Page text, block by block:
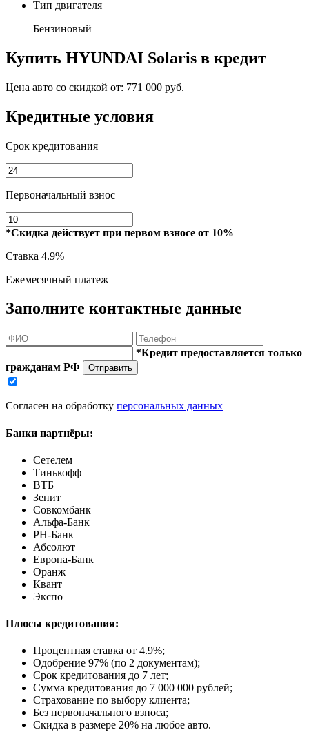
Тип двигателя
Бензиновый
Купить HYUNDAI Solaris в кредит
Цена авто со скидкой от: 771 000 руб.
Кредитные условия
Срок кредитования
Первоначальный взнос
*Скидка действует при первом взносе от 10%
Ставка 4.9%
Ежемесячный платеж
Заполните контактные данные
*Кредит предоставляется только
гражданам РФ
Отправить
Согласен на обработку персональных данных
Банки партнёры:
Сетелем
Тинькофф
ВТБ
Зенит
Совкомбанк
Альфа-Банк
РН-Банк
Абсолют
Европа-Банк
Оранж
Квант
Экспо
Плюсы кредитования:
Процентная ставка от 4.9%;
Одобрение 97% (по 2 документам);
Срок кредитования до 7 лет;
Сумма кредитования до 7 000 000 рублей;
Страхование по выбору клиента;
Без первоначального взноса;
Скидка в размере 20% на любое авто.